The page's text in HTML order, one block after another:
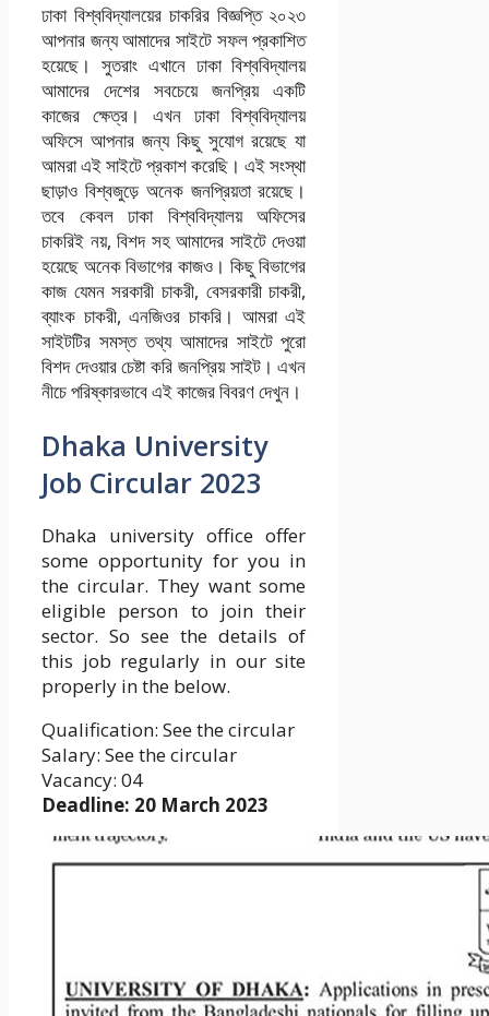
ঢাকা বিশ্ববিদ্যালয়ের চাকরির বিজ্ঞপ্তি ২০২৩
আপনার জন্য আমাদের সাইটে সফল প্রকাশিত
হয়েছে। সুতরাং এখানে ঢাকা বিশ্ববিদ্যালয়
আমাদের দেশের সবচেয়ে জনপ্রিয় একটি
কাজের ক্ষেত্র। এখন ঢাকা বিশ্ববিদ্যালয়
অফিসে আপনার জন্য কিছু সুযোগ রয়েছে যা
আমরা এই সাইটে প্রকাশ করেছি। এই সংস্থা
ছাড়াও বিশ্বজুড়ে অনেক জনপ্রিয়তা রয়েছে।
তবে কেবল ঢাকা বিশ্ববিদ্যালয় অফিসের
চাকরিই নয়, বিশদ সহ আমাদের সাইটে দেওয়া
হয়েছে অনেক বিভাগের কাজও। কিছু বিভাগের
কাজ যেমন সরকারী চাকরী, বেসরকারী চাকরী,
ব্যাংক চাকরী, এনজিওর চাকরি। আমরা এই
সাইটটির সমস্ত তথ্য আমাদের সাইটে পুরো
বিশদ দেওয়ার চেষ্টা করি জনপ্রিয় সাইট। এখন
নীচে পরিষ্কারভাবে এই কাজের বিবরণ দেখুন।
Dhaka University
Job Circular 2023
Dhaka university office offer
some opportunity for you in
the circular. They want some
eligible person to join their
sector. So see the details of
this job regularly in our site
properly in the below.
Qualification: See the circular
Salary: See the circular
Vacancy: 04
Deadline: 20 March 2023